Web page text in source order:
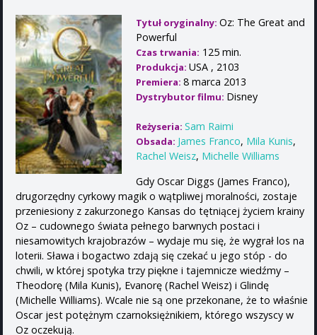
Tytuł oryginalny: Oz: The Great and
Powerful
Czas trwania: 125 min.
Produkcja: USA , 2103
Premiera: 8 marca 2013
Dystrybutor filmu: Disney
Reżyseria: Sam Raimi
Obsada: James Franco, Mila Kunis,
Rachel Weisz, Michelle Williams
Gdy Oscar Diggs (James Franco),
drugorzędny cyrkowy magik o wątpliwej moralności, zostaje
przeniesiony z zakurzonego Kansas do tętniącej życiem krainy
Oz – cudownego świata pełnego barwnych postaci i
niesamowitych krajobrazów – wydaje mu się, że wygrał los na
loterii. Sława i bogactwo zdają się czekać u jego stóp - do
chwili, w której spotyka trzy piękne i tajemnicze wiedźmy –
Theodorę (Mila Kunis), Evanorę (Rachel Weisz) i Glindę
(Michelle Williams). Wcale nie są one przekonane, że to właśnie
Oscar jest potężnym czarnoksiężnikiem, którego wszyscy w
Oz oczekują.